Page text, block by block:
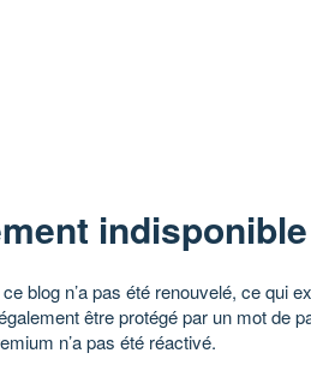
indisponible
blog n’a pas été renouvelé, ce qui
être protégé par un mot de
n’a pas été réactivé.